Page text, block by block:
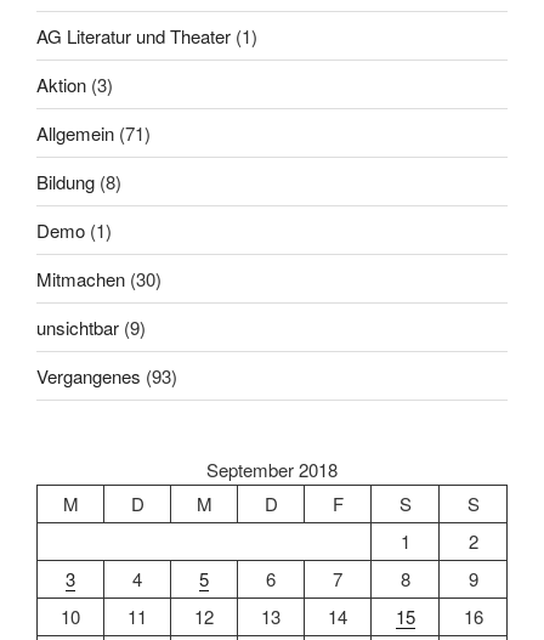
AG Literatur und Theater (1)
Aktion (3)
Allgemein (71)
Bildung (8)
Demo (1)
Mitmachen (30)
unsichtbar (9)
Vergangenes (93)
September 2018
M
D M D F S
S
1
2
3
4 5 6 7 8
9
10
11 12 13 14 15
16